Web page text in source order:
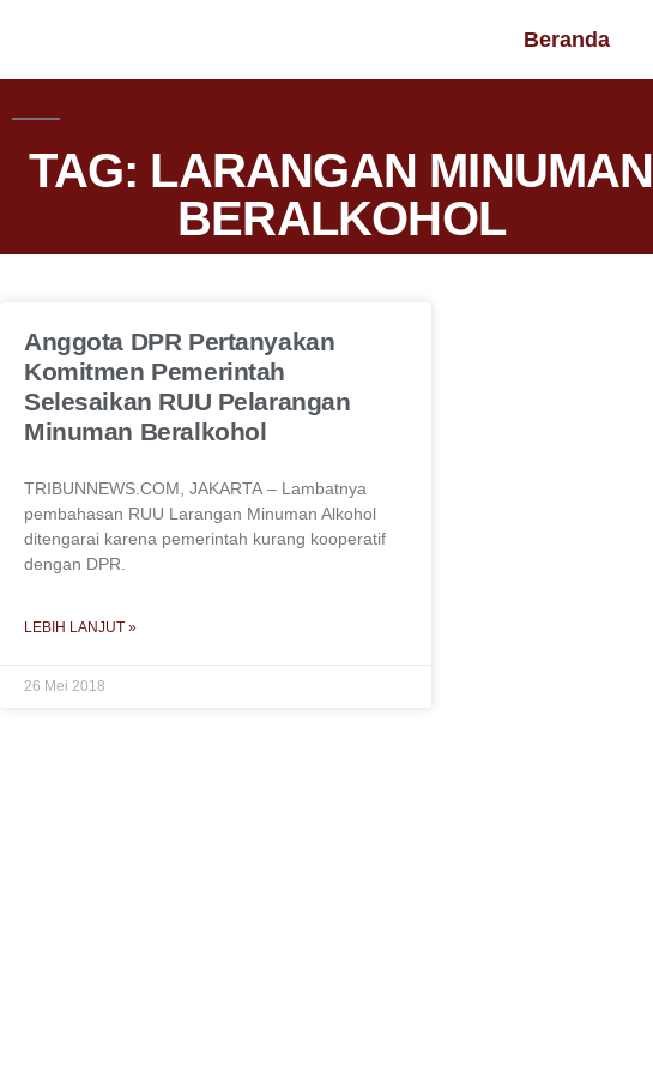
Beranda
TAG: LARANGAN MINUMAN
BERALKOHOL
Anggota DPR Pertanyakan
Komitmen Pemerintah
Selesaikan RUU Pelarangan
Minuman Beralkohol
TRIBUNNEWS.COM, JAKARTA – Lambatnya
pembahasan RUU Larangan Minuman Alkohol
ditengarai karena pemerintah kurang kooperatif
dengan DPR.
LEBIH LANJUT »
26 Mei 2018